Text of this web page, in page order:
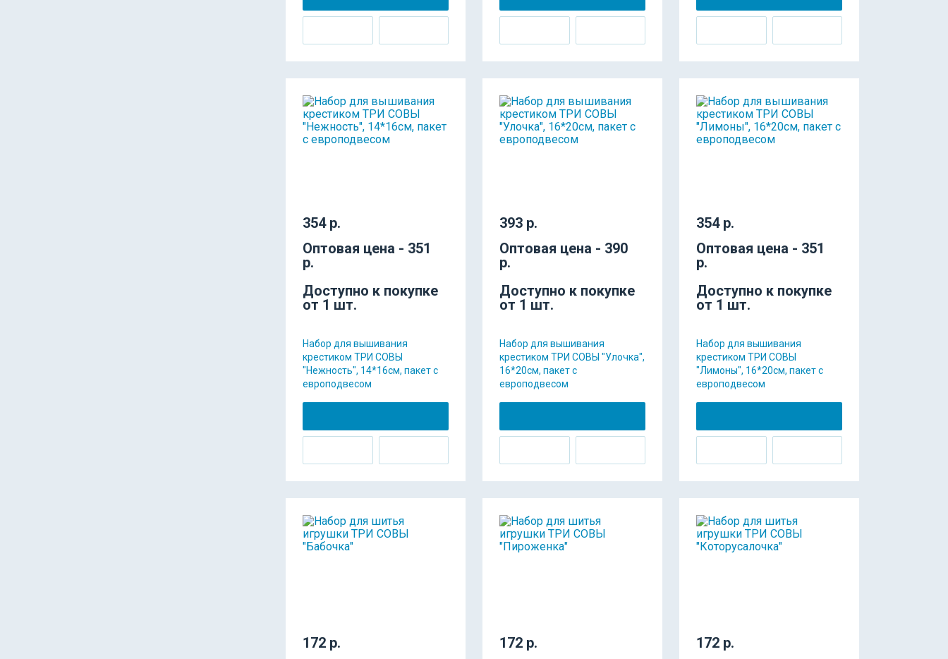
354 р.
Оптовая цена - 351
р.
Доступно к покупке
от 1 шт.
Набор для вышивания
крестиком ТРИ СОВЫ
"Нежность", 14*16см, пакет с
европодвесом
393 р.
Оптовая цена - 390
р.
Доступно к покупке
от 1 шт.
Набор для вышивания
крестиком ТРИ СОВЫ "Улочка",
16*20см, пакет с
европодвесом
354 р.
Оптовая цена - 351
р.
Доступно к покупке
от 1 шт.
Набор для вышивания
крестиком ТРИ СОВЫ
"Лимоны", 16*20см, пакет с
европодвесом
172 р.
172 р.
172 р.